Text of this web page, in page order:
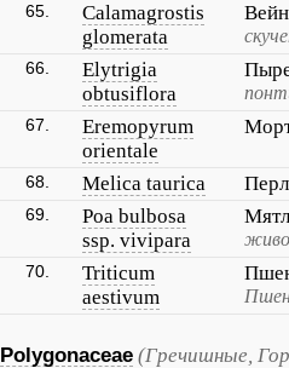
65.
Calamagrostis
glomerata
66.
Elytrigia
obtusiflora
67.
Eremopyrum
orientale
68. Melica taurica
69.
Poa bulbosa
ssp. vivipara
70.
Triticum
aestivum
Polygonaceae (Гречишные,